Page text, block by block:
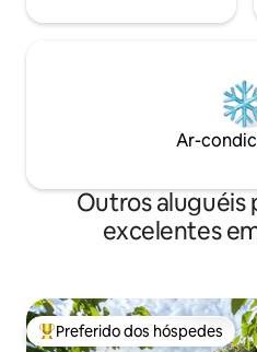
Ar-
Outros
excelentes
Entre os melhores preferidos
Preferido dos hóspedes